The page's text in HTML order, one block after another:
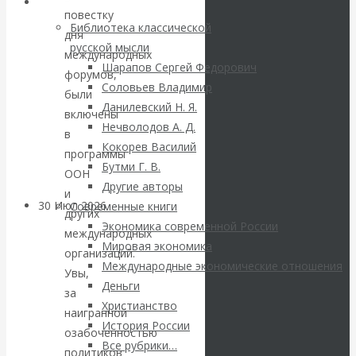
Библиотека классической
русской мысли
Шарапов Сергей Федорович
Соловьев Владимир
Данилевский Н. Я.
Нечволодов А. Д.
Кокорев Василий
Бутми Г. В.
Другие авторы
Современные книги
Экономика современной России
Мировая экономика
Международные экономические отношения
Деньги
Христианство
История России
Все рубрики…
ВАлентин
Катасонов.
Саммит НАТО в
Турции: Drang
nach Osten
30 Июл 2026Банки
Валентин
Катасонов. Кто
определяет
повестку
дня
международных
форумов,
были
включены
в
программы
ООН
и
других
международных
организаций.
Увы,
за
наигранной
озабоченностью
политиков